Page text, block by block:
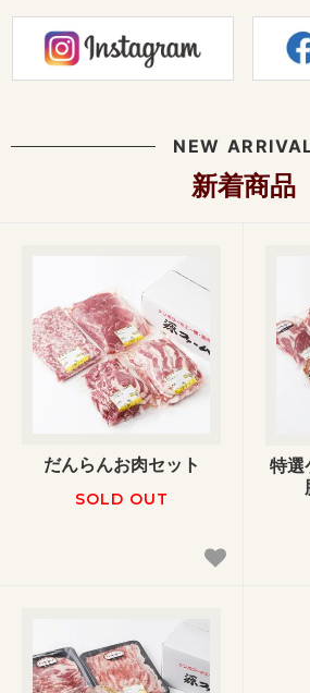
NEW
新着商品
だんらんお肉セット
SOLD OUT
特選